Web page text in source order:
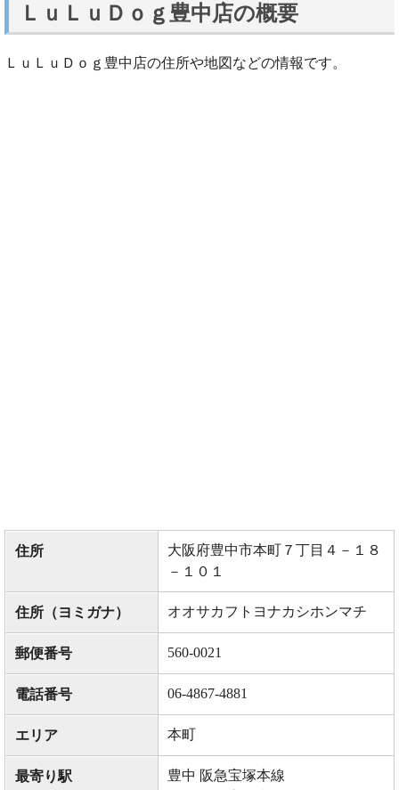
ＬｕＬｕＤｏｇ豊中店の概要
ＬｕＬｕＤｏｇ豊中店の住所や地図などの情報です。
住所
大阪府豊中市本町７丁目４－１８
－１０１
住所（ヨミガナ） オオサカフトヨナカシホンマチ
郵便番号 560-0021
電話番号 06-4867-4881
エリア 本町
最寄り駅
豊中 阪急宝塚本線